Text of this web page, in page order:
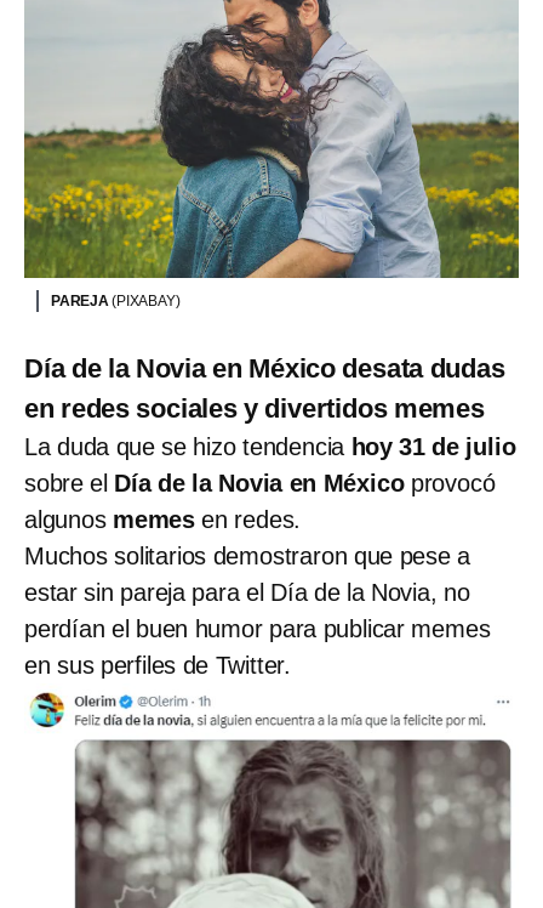
PAREJA(PIXABAY)
Día de la Novia en México desata dudas
en redes sociales y divertidos memes
La duda que se hizo tendencia hoy 31 de julio
sobre el Día de la Novia en México provocó
algunos memesen redes.
Muchos solitarios demostraron que pese a
estar sin pareja para el Día de la Novia, no
perdían el buen humor para publicar memes
en sus perfiles de Twitter.